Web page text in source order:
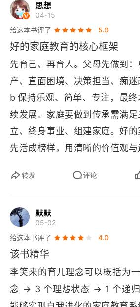
济能力的，但这表示就不应该
支配的权利，那孩子还能觉得自
什么呢？如果从小到大一直生
属于” 自己的家里，孩子只会产
下来的愿望就是成人以后拼命
以及尽快建立属于自己的家庭
系的切割。毕竟，如果一个孩子
的家庭那里得到过哪怕一点点 “
为我这个人本身存在，而不是
搭理原生家庭啊。家庭教育的核
个孩子内化 “我值得被爱”，而不
否则真的是要用一生来治愈不幸
思想
04-15
给这本书评了
5.0
好的家庭教育的核心框架
先育己、再育人。父母先做到
产、直面困境、决策担当、痴迷
b 保持乐观、简单、专注，最
续发展。家庭要做到传承需满
立、终身事业、组建家庭。好
先活成榜样，用清晰的价值观与
转发 评论
默默
05-02
给这本书评了
4.0
该书精华
李笑来的育儿理念可以概括为
念 → 3 个理想状态 → 1 个递